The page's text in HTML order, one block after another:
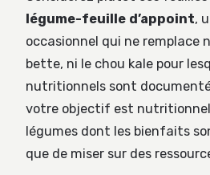
légume-feuille d’appoint,
occasionnel qui ne remplace
bette, ni le chou kale pour
nutritionnels sont
votre objectif est
légumes dont les bienfaits
que de miser sur des